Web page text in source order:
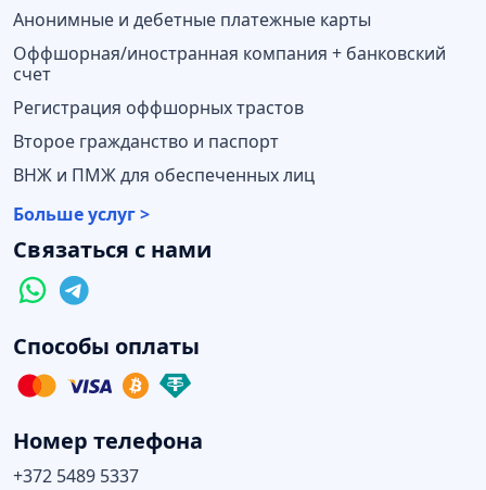
Анонимные и дебетные платежные карты
Оффшорная/иностранная компания + банковский
счет
Регистрация оффшорных трастов
Второе гражданство и паспорт
ВНЖ и ПМЖ для обеспеченных лиц
Больше услуг >
Связаться с нами
Способы оплаты
Номер телефона
+372 5489 5337